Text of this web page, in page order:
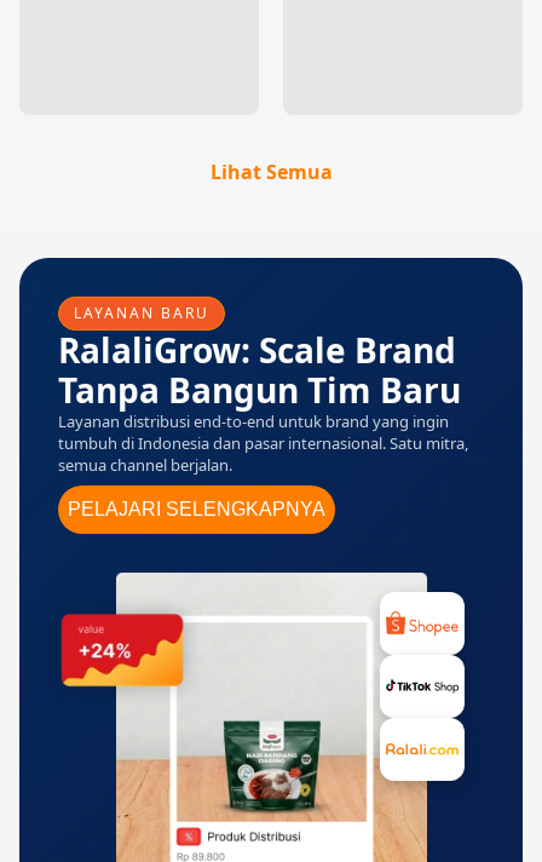
Lihat Semua
LAYANAN BARU
RalaliGrow: Scale Brand
Tanpa Bangun Tim Baru
Layanan distribusi end-to-end untuk brand yang ingin
tumbuh di Indonesia dan pasar internasional. Satu mitra,
semua channel berjalan.
PELAJARI SELENGKAPNYA